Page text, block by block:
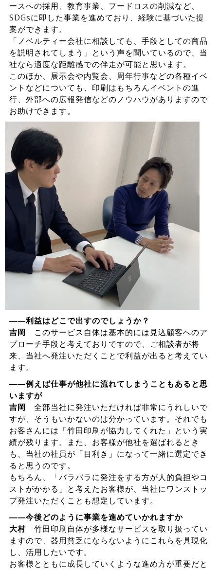
ースへの採用、教育事業、フードロスの削減など、
SDGsに即した事業を進めており、経験に基づいた提
案ができます。
「ノベルティー会社に相談しても、手段としての商品
を説明されてしまう」という声を聞いているので、当
社なら適度な距離感での伴走が可能と思います。
このほか、展示会や内覧会、周年行事などの各種イベ
ントなどについても、印刷はもちろんイベントの進
行、外部への広報発信などのノウハウがありますので
お助けできます。
――利益はどこで出すのでしょうか？
吉岡
このサービス自体は基本的には見込顧客へのア
プローチ手段と考えておりですので、ご相談者が将
来、当社へ発注いただくことで利益が出ると考えてい
ます。
――例えば仕事が他社に流れてしまうこともあると思
いますが
吉岡
全部当社に発注いただければ非常にうれしいで
すが、そうもいかないのは分かっています。それでも
お客さんには「竹田印刷が協力してくれた」という実
績が残ります。また、お客様が他社を選ばれるとき
も、当社の社員が「目利き」になって一緒に選定でき
ると思うのです。
もちろん、「バラバラに発注をする方が人的負担やコ
ストがかかる」と考えたお客様が、当社にワンストッ
プ発注いただくことも想定しています。
――今後どのように事業を進めていかれますか
大村竹田印刷自体が多様なサービスを取り扱ってい
ますので、器用貧乏にならないようにこれらを具現化
し、活用したいです。
お客様とともに成長していくような進め方が重要だと